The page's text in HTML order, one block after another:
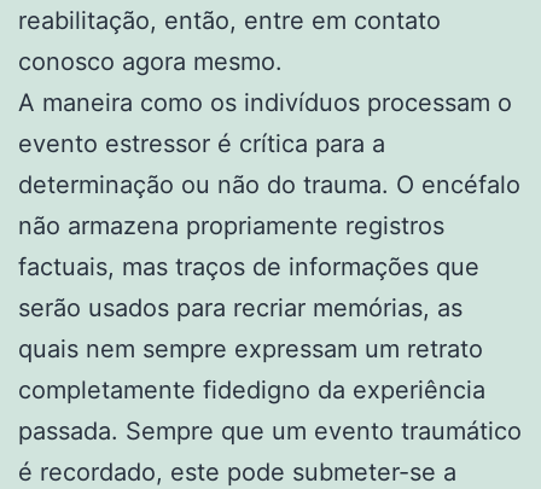
reabilitação, então, entre em contato
conosco agora mesmo.
A maneira como os indivíduos processam o
evento estressor é crítica para a
determinação ou não do trauma. O encéfalo
não armazena propriamente registros
factuais, mas traços de informações que
serão usados para recriar memórias, as
quais nem sempre expressam um retrato
completamente fidedigno da experiência
passada. Sempre que um evento traumático
é recordado, este pode submeter-se a